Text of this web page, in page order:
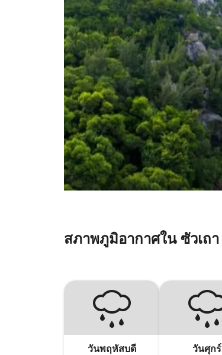
สภาพภูมิอากาศใน ซัวเถา
วันพฤหัสบดี วันศุกร์